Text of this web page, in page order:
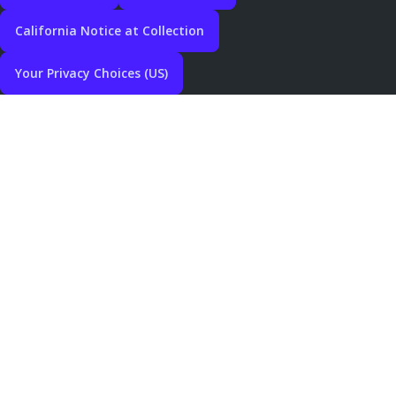
California Notice at Collection
Your Privacy Choices (US)